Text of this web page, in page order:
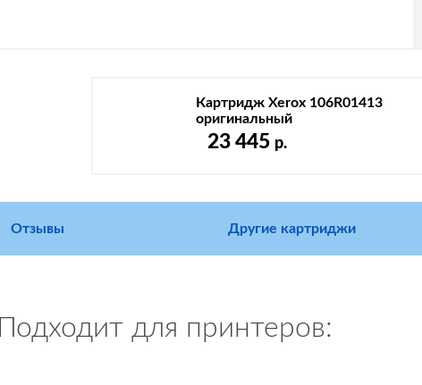
Картридж Xerox 106R01413
оригинальный
23 445 р.
Отзывы Другие картриджи
Подходит для принтеров: